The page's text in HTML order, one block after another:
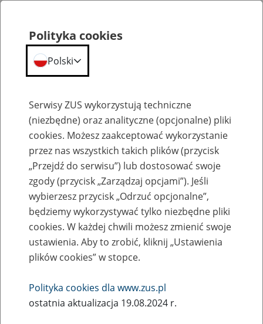
Aktualności
Gratulacje dla najlepszej "16" w Polsce
20
Polityka cookies
Polski
Serwisy ZUS wykorzystują techniczne
(niezbędne) oraz analityczne (opcjonalne) pliki
cookies. Możesz zaakceptować wykorzystanie
przez nas wszystkich takich plików (przycisk
„Przejdź do serwisu”) lub dostosować swoje
zgody (przycisk „Zarządzaj opcjami”). Jeśli
wybierzesz przycisk „Odrzuć opcjonalne”,
będziemy wykorzystywać tylko niezbędne pliki
cookies. W każdej chwili możesz zmienić swoje
ustawienia. Aby to zrobić, kliknij „Ustawienia
plików cookies” w stopce.
Polityka cookies dla www.zus.pl
ostatnia aktualizacja 19.08.2024 r.